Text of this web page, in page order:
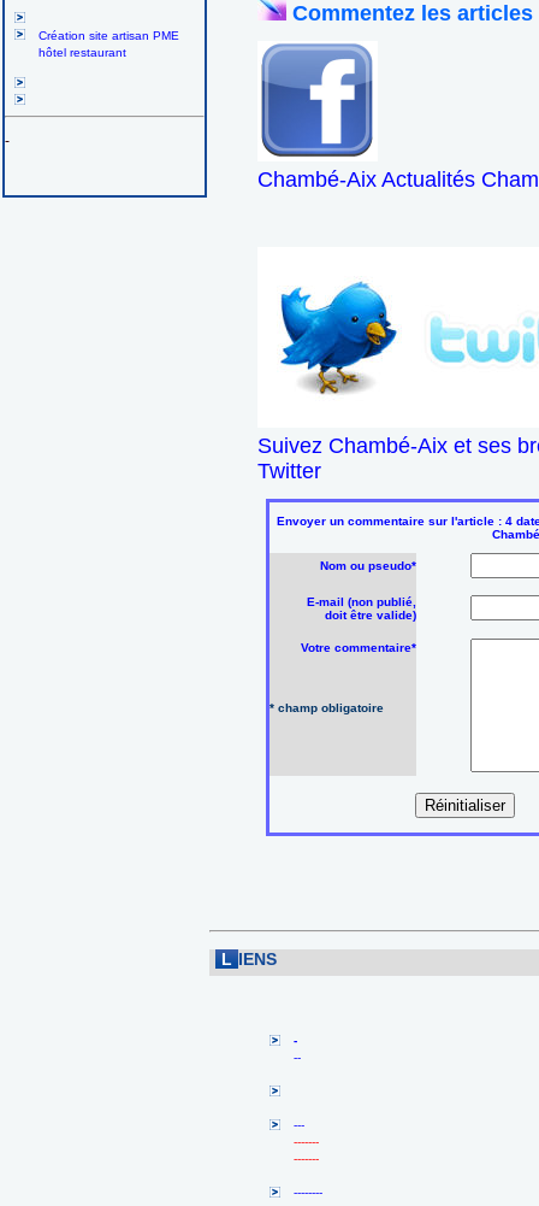
Création site artisan PME
hôtel restaurant
-
Commentez les
Chambé-Aix Actualités
Suivez Chambé-Aix et ses
Twitter
Envoyer un commentaire sur l'article : 4
Nom ou pseudo*
E-mail (non publié,
doit être valide)
Votre commentaire*
* champ obligatoire
L IENS
-
--
---
-------
-------
--------